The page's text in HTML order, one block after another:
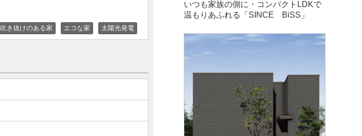
吹き抜けのある家 エコな家 太陽光発電
いつも家族の側に・コンパクトLDKで
温もりあふれる「SINCE BiSS」